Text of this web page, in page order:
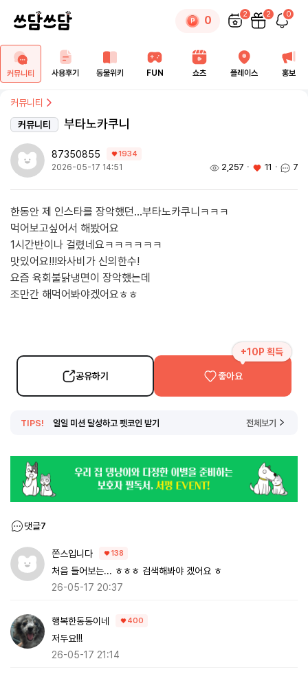
0 2 2 0
커뮤니티 사용후기 동물위키 FUN 쇼츠 플레이스 홍보
커뮤니티
커뮤니티
부타노카쿠니
87350855 1934
2026-05-17 14:51 2,257 ㆍ 11 ㆍ 7
한동안 제 인스타를 장악했던...부타노카쿠니ㅋㅋㅋ
먹어보고싶어서 해봤어요
1시간반이나 걸렸네요ㅋㅋㅋㅋㅋㅋ
맛있어요!!!와사비가 신의한수!
요즘 육회불닭냉면이 장악했는데
조만간 해먹어봐야겠어요ㅎㅎ
공유하기
+10P 획득
좋아요
TIPS! 일일 미션 달성하고 펫코인 받기 전체보기
댓글7
쫀스입니다 138
처음 들어보는... ㅎㅎㅎ 검색해봐야 겠어요 ㅎ
26-05-17 20:37
행복한동동이네 400
저두요!!!
26-05-17 21:14